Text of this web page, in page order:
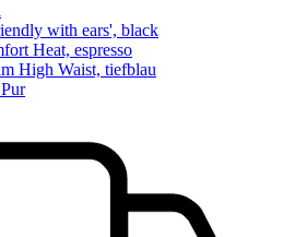
with ears', black
Heat, espresso
High Waist, tiefblau